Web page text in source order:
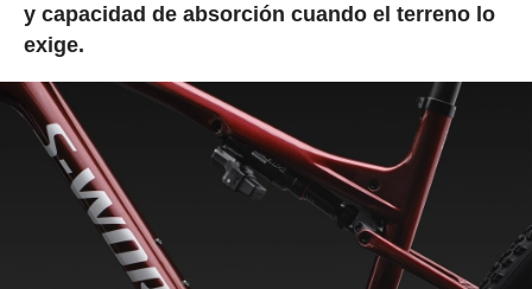
y capacidad de absorción cuando el terreno lo
exige.